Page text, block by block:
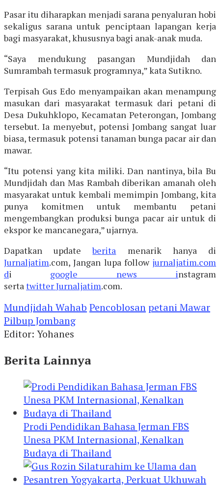
Pasar itu diharapkan menjadi sarana penyaluran hobi
sekaligus sarana untuk penciptaan lapangan kerja
bagi masyarakat, khususnya bagi anak-anak muda.
“Saya mendukung pasangan Mundjidah dan
Sumrambah termasuk programnya,” kata Sutikno.
Terpisah Gus Edo menyampaikan akan menampung
masukan dari masyarakat termasuk dari petani di
Desa Dukuhklopo, Kecamatan Peterongan, Jombang
tersebut. Ia menyebut, potensi Jombang sangat luar
biasa, termasuk potensi tanaman bunga pacar air dan
mawar.
“Itu potensi yang kita miliki. Dan nantinya, bila Bu
Mundjidah dan Mas Rambah diberikan amanah oleh
masyarakat untuk kembali memimpin Jombang, kita
punya komitmen untuk membantu petani
mengembangkan produksi bunga pacar air untuk di
ekspor ke mancanegara,” ujarnya.
Dapatkan updateberita menarik hanya di
Jurnaljatim.com, Jangan lupa follow jurnaljatim.com
di google news instagram
serta twitterJurnaljatim.com.
Mundjidah Wahab Pencoblosanpetani Mawar
Pilbup Jombang
Editor: Yohanes
Berita Lainnya
Prodi Pendidikan Bahasa Jerman FBS
Unesa PKM Internasional, Kenalkan
Budaya di Thailand